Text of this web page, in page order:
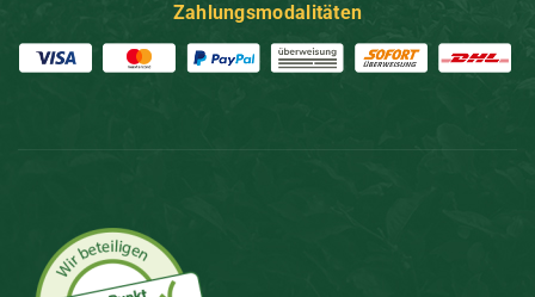
Zahlungsmodalitäten